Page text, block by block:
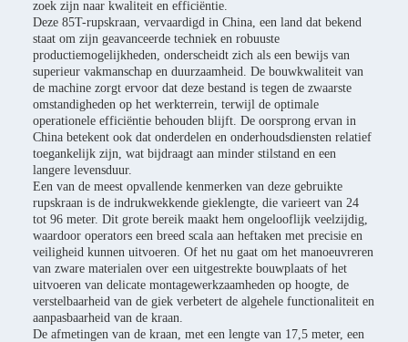
zoek zijn naar kwaliteit en efficiëntie.
Deze 85T-rupskraan, vervaardigd in China, een land dat bekend
staat om zijn geavanceerde techniek en robuuste
productiemogelijkheden, onderscheidt zich als een bewijs van
superieur vakmanschap en duurzaamheid. De bouwkwaliteit van
de machine zorgt ervoor dat deze bestand is tegen de zwaarste
omstandigheden op het werkterrein, terwijl de optimale
operationele efficiëntie behouden blijft. De oorsprong ervan in
China betekent ook dat onderdelen en onderhoudsdiensten relatief
toegankelijk zijn, wat bijdraagt ​​aan minder stilstand en een
langere levensduur.
Een van de meest opvallende kenmerken van deze gebruikte
rupskraan is de indrukwekkende gieklengte, die varieert van 24
tot 96 meter. Dit grote bereik maakt hem ongelooflijk veelzijdig,
waardoor operators een breed scala aan heftaken met precisie en
veiligheid kunnen uitvoeren. Of het nu gaat om het manoeuvreren
van zware materialen over een uitgestrekte bouwplaats of het
uitvoeren van delicate montagewerkzaamheden op hoogte, de
verstelbaarheid van de giek verbetert de algehele functionaliteit en
aanpasbaarheid van de kraan.
De afmetingen van de kraan, met een lengte van 17,5 meter, een